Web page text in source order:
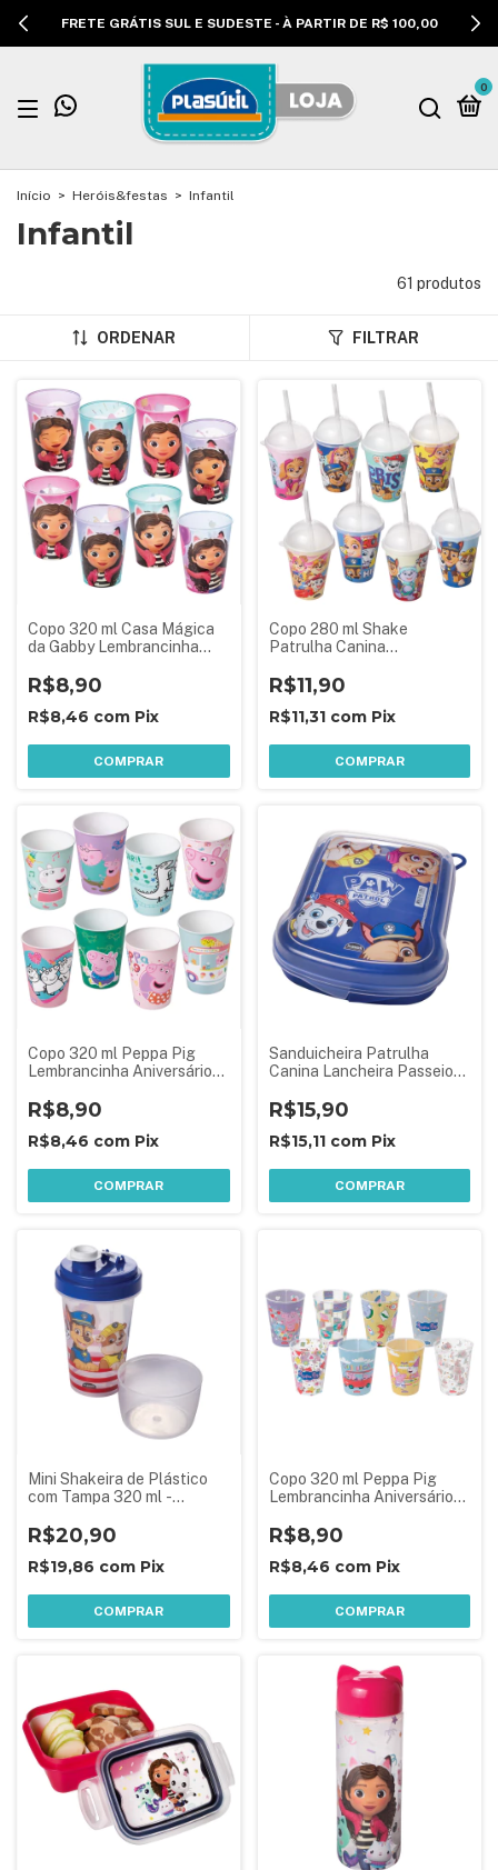
FRETE GRÁTIS SUL E SUDESTE - À PARTIR DE R$ 100,00
0
Início > Heróis&festas > Infantil
Infantil
61 produtos
ORDENAR FILTRAR
Copo 320 ml Casa Mágica
da Gabby Lembrancinha
Peça Sortida
R$8,90
R$8,46 com Pix
COMPRAR
Copo 280 ml Shake
Patrulha Canina
Festa Infantil
R$11,90
R$11,31 com Pix
COMPRAR
Copo 320 ml Peppa Pig
Lembrancinha Aniversário
Sortida
R$8,90
R$8,46 com Pix
COMPRAR
Sanduicheira Patrulha
Canina Lancheira Passeio
R$15,90
R$15,11 com Pix
COMPRAR
Mini Shakeira de Plástico
com Tampa 320 ml -
R$20,90
R$19,86 com Pix
COMPRAR
Copo 320 ml Peppa Pig
Lembrancinha Aniversário
Sortida
R$8,90
R$8,46 com Pix
COMPRAR